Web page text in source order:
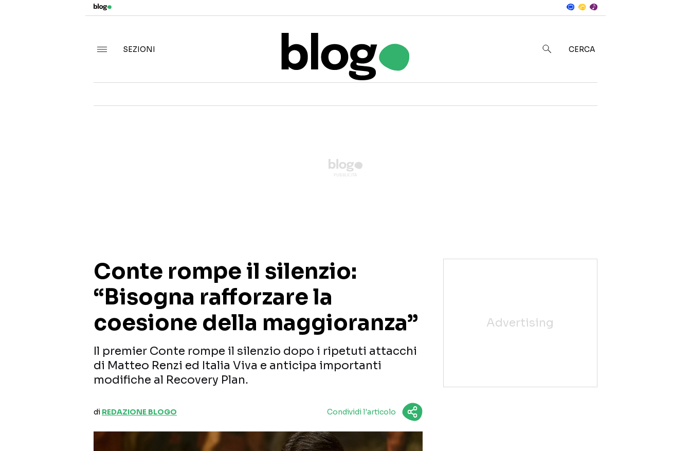
SEZIONI
CERCA
Conte rompe il silenzio:
“Bisogna rafforzare la
coesione della maggioranza”
Il premier Conte rompe il silenzio dopo i ripetuti attacchi
di Matteo Renzi ed Italia Viva e anticipa importanti
modifiche al Recovery Plan.
di REDAZIONE BLOGO Condividi l'articolo